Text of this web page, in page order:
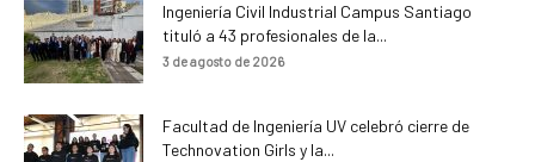
Ingeniería Civil Industrial Campus Santiago
tituló a 43 profesionales de la...
3 de agosto de 2026
Facultad de Ingeniería UV celebró cierre de
Technovation Girls y la...